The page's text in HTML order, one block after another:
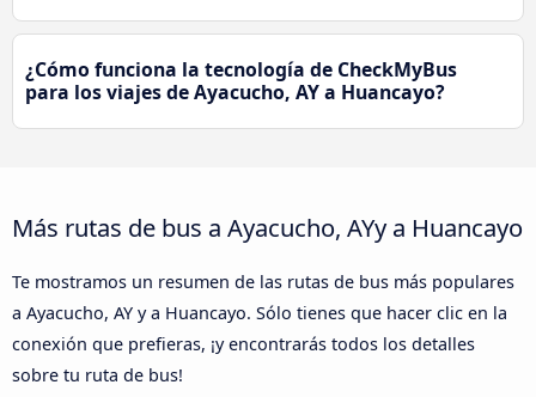
¿Cómo funciona la tecnología de CheckMyBus
para los viajes de Ayacucho, AY a Huancayo?
Más rutas de bus a Ayacucho, AYy a Huancayo
Te mostramos un resumen de las rutas de bus más populares
a Ayacucho, AY y a Huancayo. Sólo tienes que hacer clic en la
conexión que prefieras, ¡y encontrarás todos los detalles
sobre tu ruta de bus!